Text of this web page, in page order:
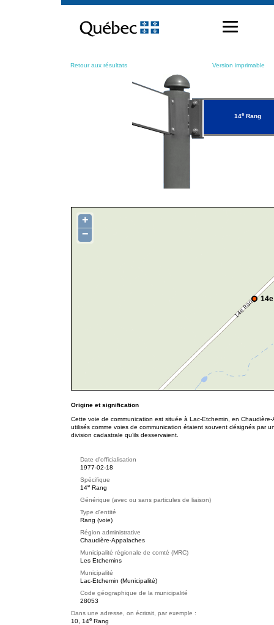
contenu
Retour aux résultats Version imprimable
14eRang
+
−
Origine et signification
Cette voie de communication est située à Lac-Etchemin, en
utilisés comme voies de communication étaient souvent désignés par
division cadastrale qu’ils desservaient.
Date d'officialisation
1977-02-18
Spécifique
14e Rang
Générique (avec ou sans particules de liaison)
Type d'entité
Rang (voie)
Région administrative
Chaudière-Appalaches
Municipalité régionale de comté (MRC)
Les Etchemins
Municipalité
Lac-Etchemin (Municipalité)
Code géographique de la municipalité
28053
Dans une adresse, on écrirait, par exemple :
10, 14e Rang